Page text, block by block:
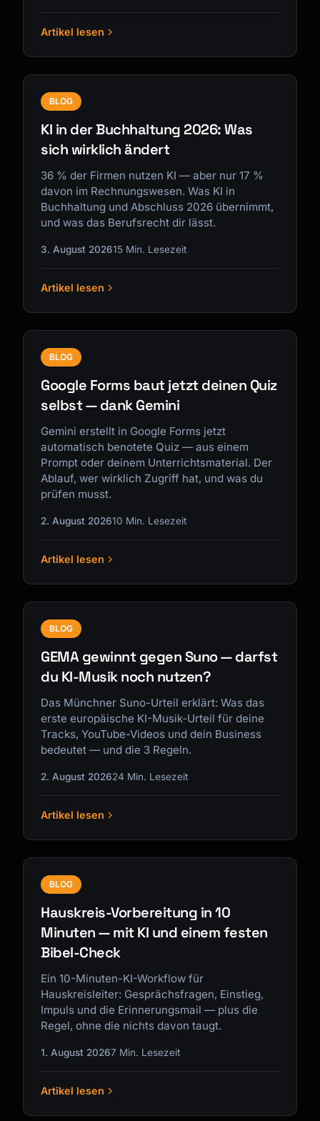
Artikel lesen
BLOG
KI in der Buchhaltung 2026: Was
sich wirklich ändert
36 % der Firmen nutzen KI — aber nur 17 %
davon im Rechnungswesen. Was KI in
Buchhaltung und Abschluss 2026 übernimmt,
und was das Berufsrecht dir lässt.
3. August 202615 Min. Lesezeit
Artikel lesen
BLOG
Google Forms baut jetzt deinen Quiz
selbst — dank Gemini
Gemini erstellt in Google Forms jetzt
automatisch benotete Quiz — aus einem
Prompt oder deinem Unterrichtsmaterial. Der
Ablauf, wer wirklich Zugriff hat, und was du
prüfen musst.
2. August 202610 Min. Lesezeit
Artikel lesen
BLOG
GEMA gewinnt gegen Suno — darfst
du KI-Musik noch nutzen?
Das Münchner Suno-Urteil erklärt: Was das
erste europäische KI-Musik-Urteil für deine
Tracks, YouTube-Videos und dein Business
bedeutet — und die 3 Regeln.
2. August 202624 Min. Lesezeit
Artikel lesen
BLOG
Hauskreis-Vorbereitung in 10
Minuten — mit KI und einem festen
Bibel-Check
Ein 10-Minuten-KI-Workflow für
Hauskreisleiter: Gesprächsfragen, Einstieg,
Impuls und die Erinnerungsmail — plus die
Regel, ohne die nichts davon taugt.
1. August 20267 Min. Lesezeit
Artikel lesen
Kai